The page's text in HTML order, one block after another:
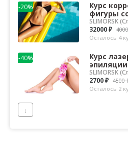
-20%
Курс
фигуры
20% в
SLIMORSK
32000 ₽
Осталось 4
-40%
Курс
аппарате
со
студии
SLIMORSK
2700 ₽ 4500
Осталось 2
↓